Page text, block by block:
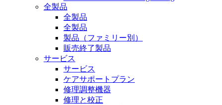
全製品
全製品
全製品
製品（ファミリー別）
販売終了製品
サービス
サービス
ケアサポートプラン
修理調整機器
修理と校正